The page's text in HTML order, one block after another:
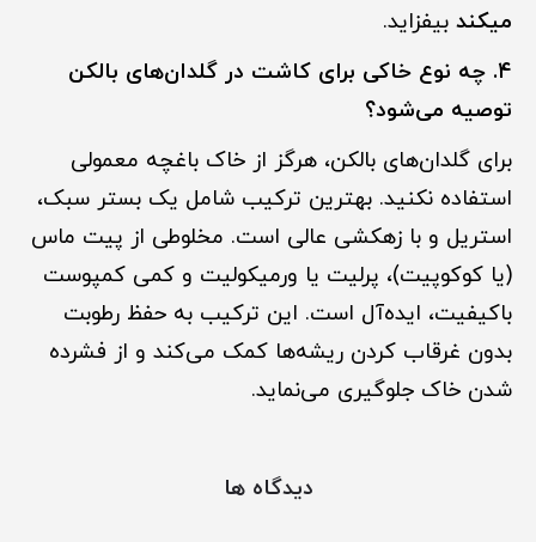
میکند بیفزاید.
۴. چه نوع خاکی برای کاشت در گلدان‌های بالکن
توصیه می‌شود؟
برای گلدان‌های بالکن، هرگز از خاک باغچه معمولی
استفاده نکنید. بهترین ترکیب شامل یک بستر سبک،
استریل و با زهکشی عالی است. مخلوطی از پیت ماس
(یا کوکوپیت)، پرلیت یا ورمیکولیت و کمی کمپوست
باکیفیت، ایده‌آل است. این ترکیب به حفظ رطوبت
بدون غرقاب کردن ریشه‌ها کمک می‌کند و از فشرده
شدن خاک جلوگیری می‌نماید.
دیدگاه ها